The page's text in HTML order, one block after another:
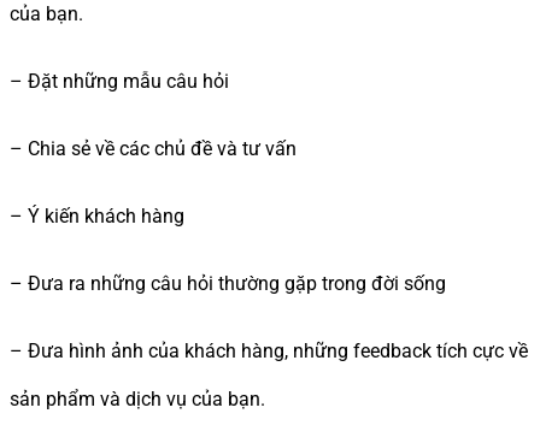
của bạn.
– Đặt những mẫu câu hỏi
– Chia sẻ về các chủ đề và tư vấn
– Ý kiến khách hàng
– Đưa ra những câu hỏi thường gặp trong đời sống
– Đưa hình ảnh của khách hàng, những feedback tích cực về
sản phẩm và dịch vụ của bạn.